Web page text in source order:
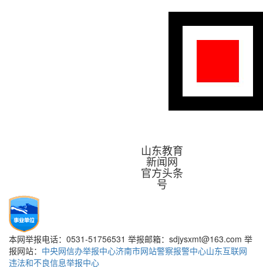
山东教育
新闻网
官方头条
号
本网举报电话：0531-51756531 举报邮箱：sdjysxmt@163.com 举
报网站： 中央网信办举报中心济南市网站警察报警中心山东互联网
违法和不良信息举报中心